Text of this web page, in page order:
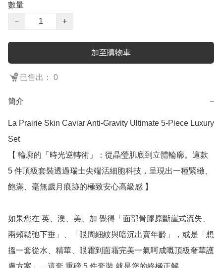
數量
−
+
加至購物車
已售出： 0
簡介 −
La Prairie Skin Caviar Anti-Gravity Ultimate 5-Piece Luxury
Set
【 輪廓的「時光逆轉術」：從晶瑩肌底到立體輪廓。這款
5 件頂級套裝透過瑞士尖端活細胞科技，呈現出一種緊緻、
飽滿、毫無歲月痕跡的極致安心高級感 】
如果您在 英、澳、美、加 覺得「面部骨膠原斷崖式流失、
兩頰鬆弛下垂」、「眼周細紋與暗沉出賣年齡」，或是「想
搵一套從水、精華、眼霜到面霜完美一氣呵成嘅頂級奢華護